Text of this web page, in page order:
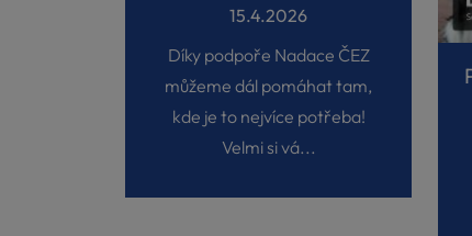
15.4.2026
Díky podpoře Nadace ČEZ
můžeme dál pomáhat tam,
kde je to nejvíce potřeba!
Velmi si vá...